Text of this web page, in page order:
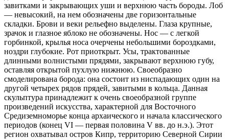
завитками и закрывающих уши и верхнюю часть бороды. Лоб
— невысокий, на нем обозначены две горизонтальные
складки. Брови и веки рельефно выделены. Глаза крупные,
зрачок и глазное яблоко не обозначены. Нос — с легкой
горбинкой, крылья носа очерчены небольшими бороздками,
ноздри глубокие. Рот приоткрыт. Усы, трактованные
длинными волнистыми прядями, закрывают верхнюю губу,
оставляя открытой пухлую нижнюю. Своеобразно
смоделирована борода: она состоит из ниспадающих один на
другой четырех рядов прядей, завитыми в кольца. Данная
скульптура принадлежит к очень своеобразной группе
произведений искусства, характерной для Восточного
Средиземноморье конца архаического и начала классического
периодов (конец VI — первая половина V вв. до н.э.). Этот
регион охватывал остров Кипр, территорию Северной Сирии